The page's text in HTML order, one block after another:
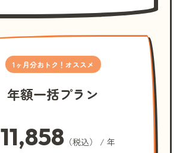
1ヶ月分おトク！オススメ
年額一括プラン
11,858 （税込） / 年